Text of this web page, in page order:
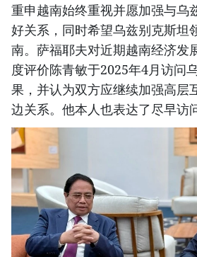
重申越南始终重视并愿加强与乌
好关系，同时希望乌兹别克斯坦
南。萨福耶夫对近期越南经济发
度评价陈青敏于2025年4月访问
果，并认为双方应继续加强高层
边关系。他本人也表达了尽早访